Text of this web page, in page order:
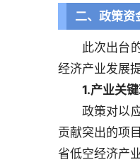
二、政策资
此次出台
经济产业发展
1.产业关
政策对以
贡献突出的项
省低空经济产